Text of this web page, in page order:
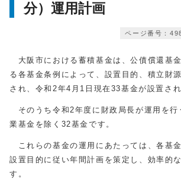
分）運用計画
ページ番号：
大阪市における蓄積基金は、公債償還基
る各基金条例によって、設置目的、積立財
され、令和2年4月1日現在33基金が設置され
そのうち令和2年度に財政局長が運用を行
業基金を除く32基金です。
これらの基金の運用にあたっては、各基
設置目的に従い年間計画を策定し、効率的
す。